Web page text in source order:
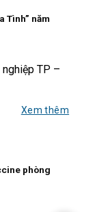
Tình” năm
TP –
Xem thêm
phòng